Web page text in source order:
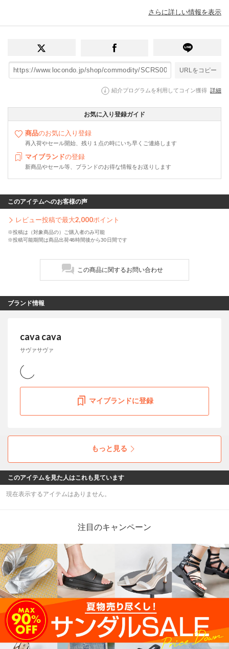
さらに詳しい情報を表示
URLをコピー
紹介プログラムを利用してコイン獲得 詳細
お気に入り登録ガイド
商品のお気に入り登録
再入荷やセール開始、残り１点の時にいち早くご連絡します
マイブランドの登録
新商品やセール等、ブランドのお得な情報をお送りします
このアイテムへのお客様の声
レビュー投稿で最大2,000ポイント
※投稿は（対象商品の）ご購入者のみ可能
※投稿可能期間は商品出荷48時間後から30日間です
この商品に関するお問い合わせ
ブランド情報
cava cava
サヴァサヴァ
マイブランドに登録
✨＼ 本日スタート！／✨ 半期に一度のクリアラ
ンスセール MAX30％OFF🔥
─────────────── 気になっていた“あの
一足”も、 今だけのスペシャルプライス。
cava cava│タイムセールは本日23:59まで⏰ ボ
リュームがありながらも足首の細さが強調され
るデザインで、足元がすっきり見えする大人カ
ジュアルなニットブーツ。フェミニンコーデの
外しとしても◎
cava cava
⏰タイムセール＆クーポン開催中 【クーポンは
23:59まで！】 レザーの質感と、すっきりとし
たシルエットが際立つレースアップブーツ。リ
アルレザーでありながら晴雨兼用という頼もし
さ。高級感と実用性を兼ね備えた、日常に寄り
添うブーツです。
もっと見る